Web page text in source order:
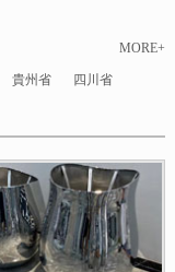
MORE+
貴州省 四川省